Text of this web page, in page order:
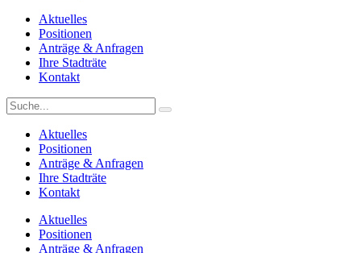
Aktuelles
Positionen
Anträge & Anfragen
Ihre Stadträte
Kontakt
Aktuelles
Positionen
Anträge & Anfragen
Ihre Stadträte
Kontakt
Aktuelles
Positionen
Anträge & Anfragen